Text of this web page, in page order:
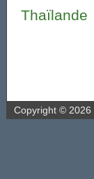
Thaïlande
Copyright © 2026